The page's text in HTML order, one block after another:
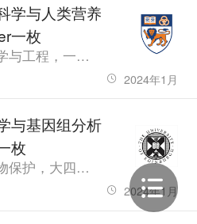
学与人类营养
一枚
东北农业大学，食品科学与工程，一年工作经验，GPA82.64，雅思6
2024年1月
与基因组分析
枚
西北农林科技大学，植物保护，大四，GPA86.12，无
2024年1月